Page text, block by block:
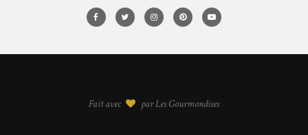
Fait avec par Les Gourmondises